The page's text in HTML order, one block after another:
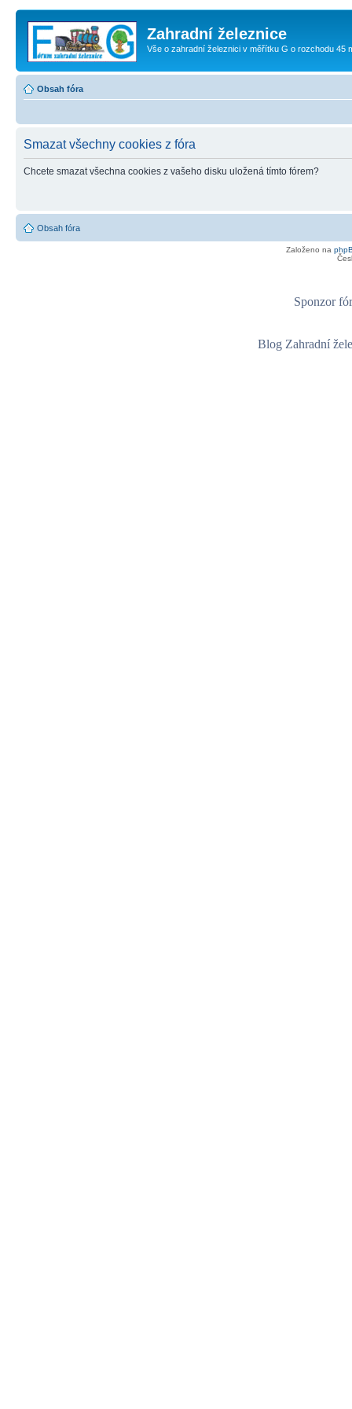
Zahradní železnice
Vše o zahradní železnici v měřítku G o rozchodu 45
Obsah fóra
Smazat všechny cookies z fóra
Chcete smazat všechna cookies z vašeho disku uložená tímto fórem?
Obsah fóra
Založeno na
Sponzor
Blog Zahradní